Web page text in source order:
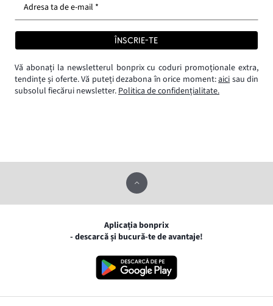
Adresa ta de e-mail *
ÎNSCRIE-TE
Vă abonați la newsletterul bonprix cu coduri promoționale extra,
tendințe și oferte. Vă puteți dezabona în orice moment:aici sau din
subsolul fiecărui newsletter.Politica de confidențialitate.
Aplicația bonprix
- descarcă și bucură-te de avantaje!